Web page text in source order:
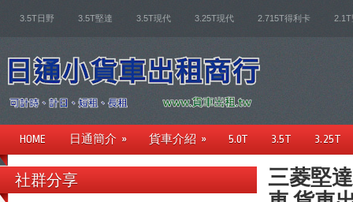
3.5T日野 3.5T堅達 3.5T現代 3.25T現代 2.715T得利卡 2.1T
HOME 日通簡介 » 貨車介紹 » 5.0T 3.5T 3.25T
社群分享
三菱堅